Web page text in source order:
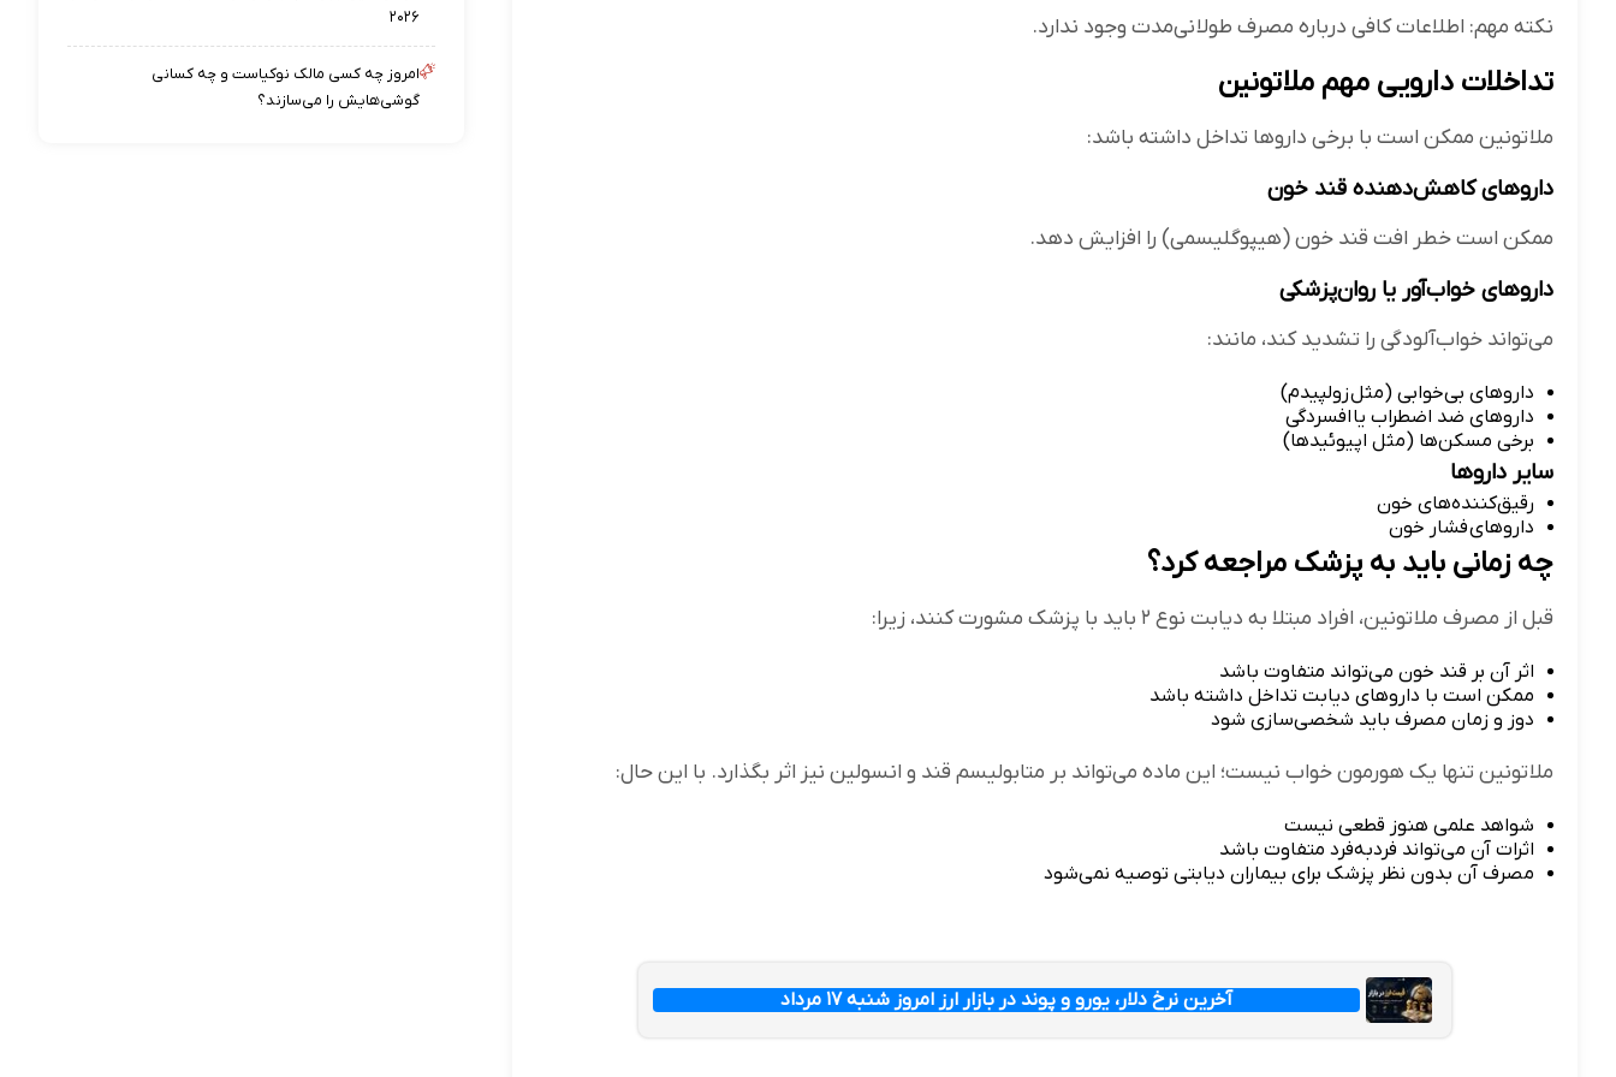
نکته مهم: اطلاعات کافی درباره مصرف طولانی‌مدت وجود ندارد.
تداخلات دارویی مهم ملاتونین
ملاتونین ممکن است با برخی داروها تداخل داشته باشد:
داروهای کاهش‌دهنده قند خون
ممکن است خطر افت قند خون (هیپوگلیسمی) را افزایش دهد.
داروهای خواب‌آور یا روان‌پزشکی
می‌تواند خواب‌آلودگی را تشدید کند، مانند:
داروهای بی‌خوابی (مثل زولپیدم)
داروهای ضد اضطراب یا افسردگی
برخی مسکن‌ها (مثل اپیوئیدها)
سایر داروها
رقیق‌کننده‌های خون
داروهای فشار خون
چه زمانی باید به پزشک مراجعه کرد؟
قبل از مصرف ملاتونین، افراد مبتلا به دیابت نوع ۲ باید با پزشک مشورت کنند، زیرا:
اثر آن بر قند خون می‌تواند متفاوت باشد
ممکن است با داروهای دیابت تداخل داشته باشد
دوز و زمان مصرف باید شخصی‌سازی شود
ملاتونین تنها یک هورمون خواب نیست؛ این ماده می‌تواند بر متابولیسم قند و انسولین نیز اثر بگذارد. با این حال:
شواهد علمی هنوز قطعی نیست
اثرات آن می‌تواند فردبه‌فرد متفاوت باشد
مصرف آن بدون نظر پزشک برای بیماران دیابتی توصیه نمی‌شود
آخرین نرخ دلار، یورو و پوند در بازار ارز امروز شنبه ۱۷ مرداد
۲۰۲۶
امروز چه کسی مالک نوکیاست و چه کسانی
گوشی‌هایش را می‌سازند؟